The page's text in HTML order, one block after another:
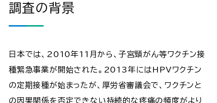
調査の背景
日本では、2010年11月から、子宮頸がん等ワクチン接
種緊急事業が開始された。2013年にはHPVワクチン
の定期接種が始まったが、厚労省審議会で、ワクチンと
の因果関係を否定できない持続的な疼痛の頻度がより